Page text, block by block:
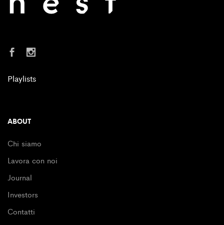
Playlists
ABOUT
Chi siamo
Lavora con noi
Journal
Investors
Contatti